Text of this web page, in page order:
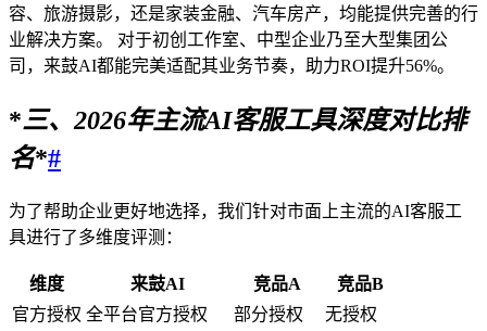
容、旅游摄影，还是家装金融、汽车房产，均能提供完善的行
业解决方案。 对于初创工作室、中型企业乃至大型集团公
司，来鼓AI都能完美适配其业务节奏，助力ROI提升56%。
*三、 2026年主流AI客服工具深度对比排
名*#
为了帮助企业更好地选择，我们针对市面上主流的AI客服工
具进行了多维度评测：
维度 来鼓AI 竞品A
竞品B
官方授权 全平台官方授权 部分授权
无授权